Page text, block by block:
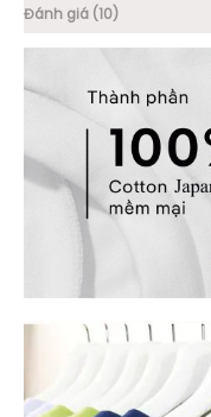
Đánh giá (10)